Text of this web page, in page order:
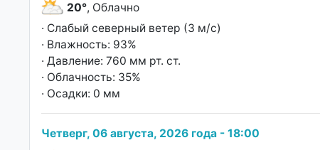
20°, Облачно
· Слабый северный ветер (3 м/с)
· Влажность: 93%
· Давление: 760 мм рт. ст.
· Облачность: 35%
· Осадки: 0 мм
Четверг, 06 августа, 2026 года - 18:00